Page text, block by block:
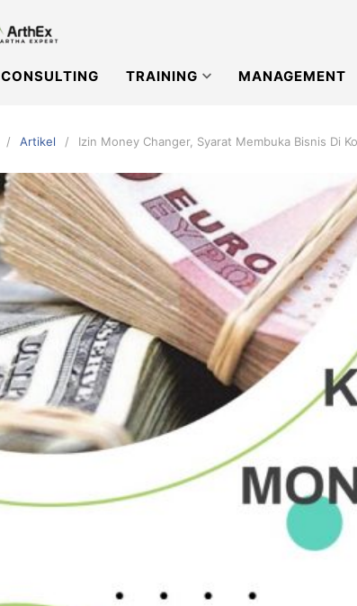
CONSULTING TRAINING MANAGEMENT
Artikel Izin Money Changer, Syarat Membuka Bisnis Di